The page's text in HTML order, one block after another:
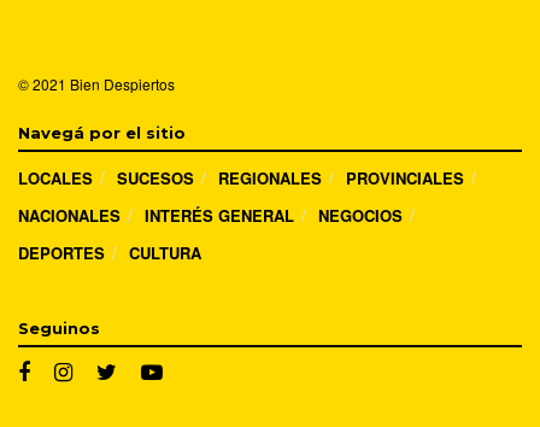
© 2021 Bien Despiertos
Navegá por el sitio
LOCALES SUCESOS REGIONALES
PROVINCIALES
NACIONALES
INTERÉS GENERAL
NEGOCIOS
DEPORTES
CULTURA
Seguinos